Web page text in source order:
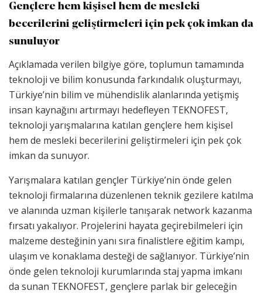
Gençlere hem kişisel hem de mesleki
becerilerini geliştirmeleri için pek çok imkan da
sunuluyor
Açıklamada verilen bilgiye göre, toplumun tamamında
teknoloji ve bilim konusunda farkındalık oluşturmayı,
Türkiye’nin bilim ve mühendislik alanlarında yetişmiş
insan kaynağını artırmayı hedefleyen TEKNOFEST,
teknoloji yarışmalarına katılan gençlere hem kişisel
hem de mesleki becerilerini geliştirmeleri için pek çok
imkan da sunuyor.
Yarışmalara katılan gençler Türkiye’nin önde gelen
teknoloji firmalarına düzenlenen teknik gezilere katılma
ve alanında uzman kişilerle tanışarak network kazanma
fırsatı yakalıyor. Projelerini hayata geçirebilmeleri için
malzeme desteğinin yanı sıra finalistlere eğitim kampı,
ulaşım ve konaklama desteği de sağlanıyor. Türkiye’nin
önde gelen teknoloji kurumlarında staj yapma imkanı
da sunan TEKNOFEST, gençlere parlak bir geleceğin